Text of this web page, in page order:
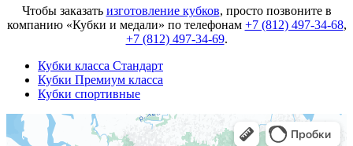
Чтобы заказать изготовление кубков, просто позвоните в
компанию «Кубки и медали» по телефонам +7 (812) 497-34-68,
+7 (812) 497-34-69.
Кубки класса Стандарт
Кубки Премиум класса
Кубки спортивные